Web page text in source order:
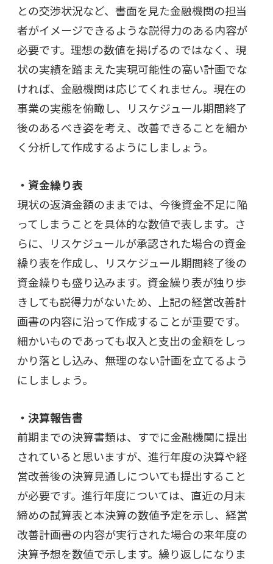
との交渉状況など、書面を見た金融機関の担当
者がイメージできるような説得力のある内容が
必要です。理想の数値を掲げるのではなく、現
状の実績を踏まえた実現可能性の高い計画でな
ければ、金融機関は応じてくれません。現在の
事業の実態を俯瞰し、リスケジュール期間終了
後のあるべき姿を考え、改善できることを細か
く分析して作成するようにしましょう。
・資金繰り表
現状の返済金額のままでは、今後資金不足に陥
ってしまうことを具体的な数値で表します。さ
らに、リスケジュールが承認された場合の資金
繰り表を作成し、リスケジュール期間終了後の
資金繰りも盛り込みます。資金繰り表が独り歩
きしても説得力がないため、上記の経営改善計
画書の内容に沿って作成することが重要です。
細かいものであっても収入と支出の金額をしっ
かり落とし込み、無理のない計画を立てるよう
にしましょう。
・決算報告書
前期までの決算書類は、すでに金融機関に提出
されていると思いますが、進行年度の決算や経
営改善後の決算見通しについても提出すること
が必要です。進行年度については、直近の月末
締めの試算表と本決算の数値予定を示し、経営
改善計画書の内容が実行された場合の来年度の
決算予想を数値で示します。繰り返しになりま